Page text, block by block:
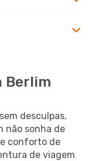
Berlim
desculpas,
não sonha de
conforto de
de viagem